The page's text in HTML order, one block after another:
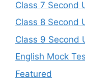
Class 7 Second
Class 8 Second
Class 9 Second
English Mock
Featured